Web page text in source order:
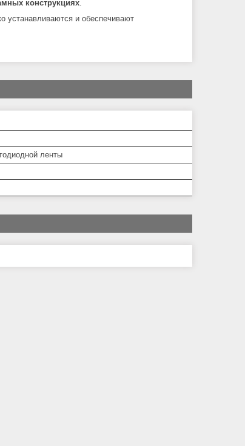
конструкциях.
устанавливаются и обеспечивают
ленты